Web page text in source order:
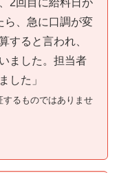
ら、急に口調が変
すると言われ、
ました。担当者
した」
るものではありませ